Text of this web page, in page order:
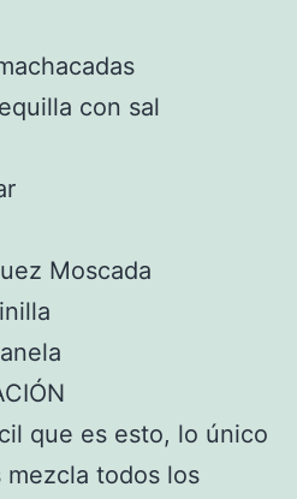
con sal
Moscada
que es esto, lo único
todos los